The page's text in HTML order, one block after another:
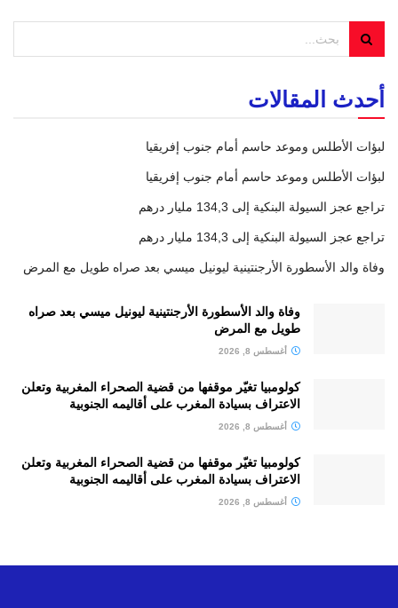
أحدث المقالات
لبؤات الأطلس وموعد حاسم أمام جنوب إفريقيا
لبؤات الأطلس وموعد حاسم أمام جنوب إفريقيا
تراجع عجز السيولة البنكية إلى 134,3 مليار درهم
تراجع عجز السيولة البنكية إلى 134,3 مليار درهم
وفاة والد الأسطورة الأرجنتينية ليونيل ميسي بعد صراه طويل مع المرض
وفاة والد الأسطورة الأرجنتينية ليونيل ميسي بعد صراه
طويل مع المرض
أغسطس 8, 2026
كولومبيا تغيّر موقفها من قضية الصحراء المغربية وتعلن
الاعتراف بسيادة المغرب على أقاليمه الجنوبية
أغسطس 8, 2026
كولومبيا تغيّر موقفها من قضية الصحراء المغربية وتعلن
الاعتراف بسيادة المغرب على أقاليمه الجنوبية
أغسطس 8, 2026